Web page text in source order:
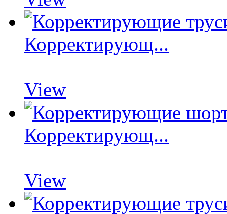
Корректирующ...
View
Корректирующ...
View